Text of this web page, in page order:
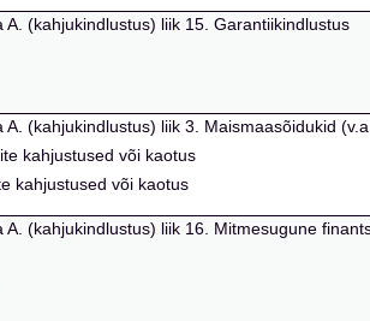
(kahjukindlustus) liik 15. Garantiikindlustus
(kahjukindlustus) liik 3. Maismaasõidukid
kahjustused või kaotus
kahjustused või kaotus
(kahjukindlustus) liik 16. Mitmesugune